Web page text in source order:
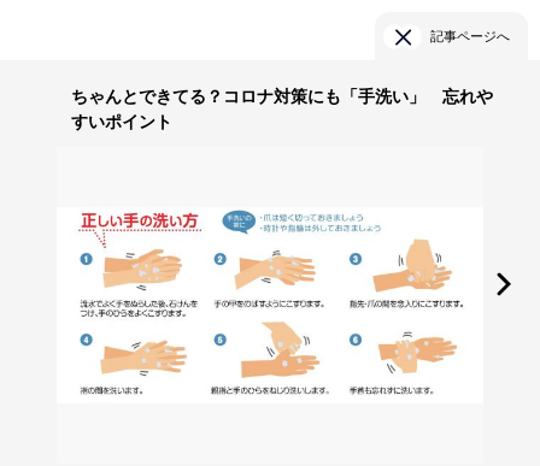
記事ページへ
ちゃんとできてる？コロナ対策にも「手洗い」 忘れや
すいポイント